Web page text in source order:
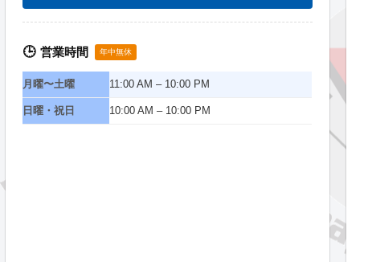
🕒 営業時間 年中無休
月曜〜土曜 11:00 AM – 10:00 PM
日曜・祝日 10:00 AM – 10:00 PM